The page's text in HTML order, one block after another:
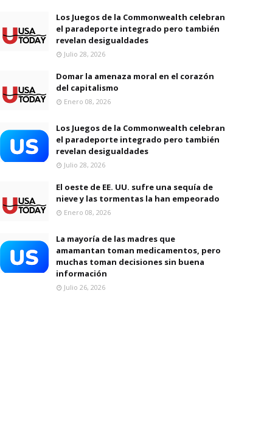
Los Juegos de la Commonwealth celebran
el paradeporte integrado pero también
revelan desigualdades
Julio 28, 2026
Domar la amenaza moral en el corazón
del capitalismo
Enero 08, 2026
Los Juegos de la Commonwealth celebran
el paradeporte integrado pero también
revelan desigualdades
Julio 28, 2026
El oeste de EE. UU. sufre una sequía de
nieve y las tormentas la han empeorado
Enero 08, 2026
La mayoría de las madres que
amamantan toman medicamentos, pero
muchas toman decisiones sin buena
información
Julio 26, 2026